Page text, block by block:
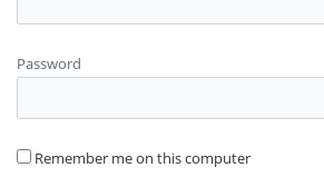
Password
Remember me on this computer